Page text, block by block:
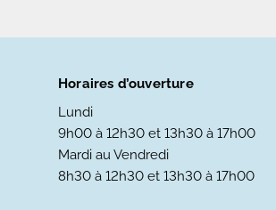
Horaires d’ouverture
Lundi
9h00 à 12h30 et 13h30 à 17h00
Mardi au Vendredi
8h30 à 12h30 et 13h30 à 17h00